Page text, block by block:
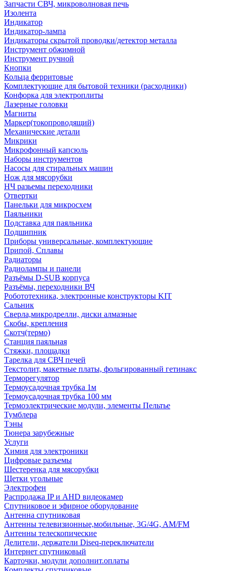
Запчасти СВЧ, микроволновая печь
Изолента
Индикатор
Индикатор-лампа
Индикаторы скрытой проводки/детектор металла
Инструмент обжимной
Инструмент ручной
Кнопки
Кольца ферритовые
Комплектующие для бытовой техники (расходники)
Конфорка для электроплиты
Лазерные головки
Магниты
Маркер(токопроводящий)
Механические детали
Микрики
Микрофонный капсюль
Наборы инструментов
Насосы для стиральных машин
Нож для мясорубки
НЧ разьемы переходники
Отвертки
Панельки для микросхем
Паяльники
Подставка для паяльника
Подшипник
Приборы универсальные, комплектующие
Припой, Сплавы
Радиаторы
Радиолампы и панели
Разъёмы D-SUB корпуса
Разъёмы, переходники ВЧ
Робототехника, электронные конструкторы KIT
Сальник
Сверла,микродрелли, диски алмазные
Скобы, крепления
Скотч(термо)
Станция паяльная
Стяжки, площадки
Тарелка для СВЧ печей
Текстолит, макетные платы, фольгированный гетинакс
Терморегулятор
Термоусадочная трубка 1м
Термоусадочная трубка 100 мм
Термоэлектрические модули, элементы Пельтье
Тумблера
Тэны
Тюнера зарубежные
Услуги
Химия для электроники
Цифровые разъемы
Шестеренка для мясорубки
Щетки угольные
Электрофен
Распродажа IP и AHD видеокамер
Спутниковое и эфирное оборудование
Антенна спутниковая
Антенны телевизионные,мобильные, 3G/4G, AM/FM
Антенны телескопические
Делители, держатели Diseq-переключатели
Интернет спутниковый
Карточки, модули дополнит.оплаты